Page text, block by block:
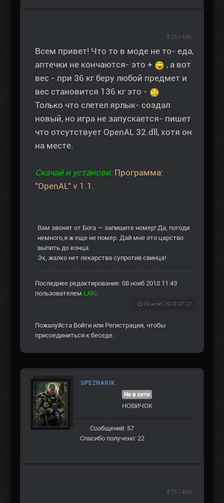
Всем привет! Что то в моде не то- еда,
аптечки не кончаются- это +
, а вот
вес - при 36 кг беру любой предмет и
вес становится 136 кг это -
Только что слетел ярлык- создал
новый, но игра не запускается- пишет
что отсутствует OpenAL 32.dll, хотя он
на месте.
Скачай и установи: Программа:
"OpenАL" v 1.1.
Вам звонят от Бога — запишите номер! Да, погоди
немного,я ж еще не помер. Дай мне это царство
выпить до конца.
Эх, жалко нет лекарства супротив свинца!
Последнее редактирование: 08 нояб 2018 11:43
пользователем LAKI.
08 нояб 2018 07:12
#251406
Пожалуйста Войти или Регистрация, чтобы
присоединиться к беседе.
SPEZNARIK
Не в сети
НОВИЧОК
Сообщений: 57
Спасибо получено: 22
#251409